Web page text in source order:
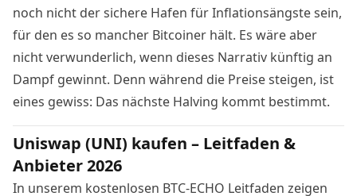
noch nicht der sichere Hafen für Inflationsängste sein,
für den es so mancher Bitcoiner hält. Es wäre aber
nicht verwunderlich, wenn dieses Narrativ künftig an
Dampf gewinnt. Denn während die Preise steigen, ist
eines gewiss: Das nächste Halving kommt bestimmt.
Uniswap (UNI) kaufen – Leitfaden &
Anbieter 2026
In unserem kostenlosen BTC-ECHO Leitfaden zeigen